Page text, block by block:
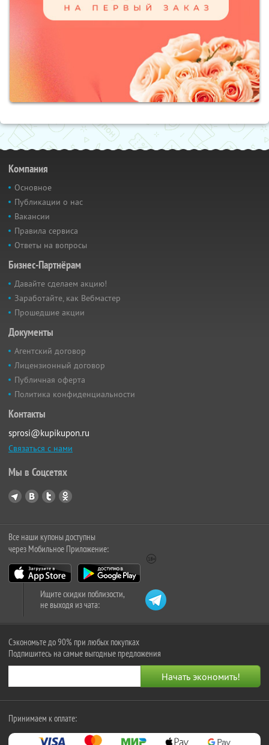
Компания
Основное
Публикации о нас
Вакансии
Правила сервиса
Ответы на вопросы
Бизнес-Партнёрам
Давайте сделаем акцию!
Заработайте, как Вебмастер
Прошедшие акции
Документы
Агентский договор
Лицензионный договор
Публичная оферта
Политика конфиденциальности
Контакты
sprosi@kupikupon.ru
Связаться с нами
Мы в Соцсетях
Все наши купоны доступны
через Мобильное Приложение:
Ищите скидки поблизости,
не выходя из чата:
Сэкономьте до 90% при любых покупках
Подпишитесь на самые выгодные предложения
Принимаем к оплате: